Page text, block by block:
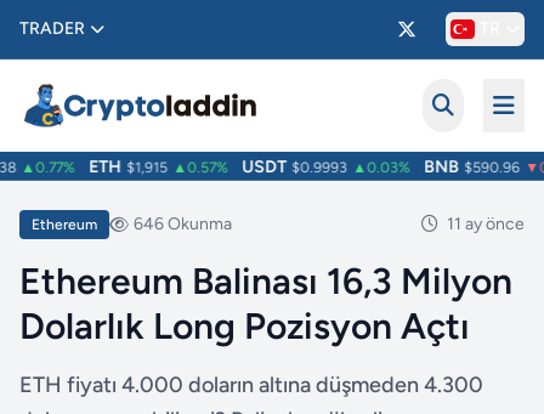
TRADER
▲0.77% ETH $1,915 ▲0.57% USDT $0.9993 ▲0.03% BNB $590.96
Ethereum 646 Okunma 11 ay önce
Ethereum Balinası 16,3 Milyon
Dolarlık Long Pozisyon Açtı
ETH fiyatı 4.000 doların altına düşmeden 4.300